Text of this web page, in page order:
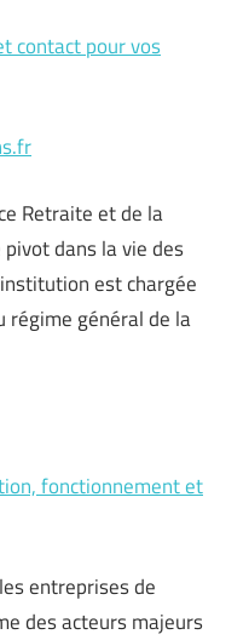
contact pour vos
Retraite et de la
dans la vie des
est chargée
régime général de la
fonctionnement et
entreprises de
des acteurs majeurs